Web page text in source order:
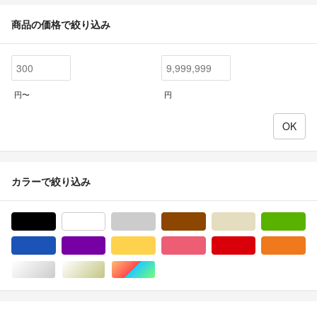
商品の価格で絞り込み
円〜 円
カラーで絞り込み
シルバー/銀色系ゴールド/金色系マルチカラー